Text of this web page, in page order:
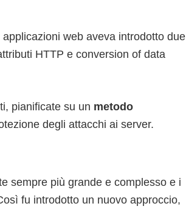
web aveva introdotto due
HTTP e conversion of data
pianificate su un metodo
degli attacchi ai server.
sempre più grande e complesso e i
fu introdotto un nuovo approccio,